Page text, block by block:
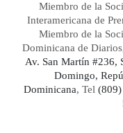
Miembro de la
Interamericana de
Miembro de la
Dominicana de
Av. San Martín #236,
Domingo,
Dominicana, Tel